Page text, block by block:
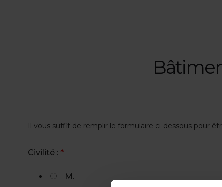
Il vous suffit de remplir le formulaire ci-dessous pour
Civilité : *
M.